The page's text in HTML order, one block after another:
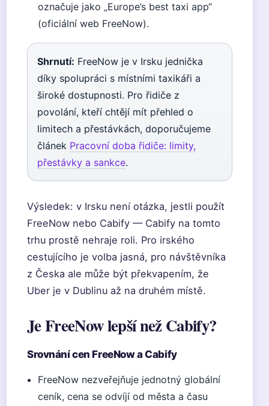
označuje jako „Europe’s best taxi app“
(oficiální web FreeNow).
Shrnutí: FreeNow je v Irsku jednička
díky spolupráci s místními taxikáři a
široké dostupnosti. Pro řidiče z
povolání, kteří chtějí mít přehled o
limitech a přestávkách, doporučujeme
článek Pracovní doba řidiče: limity,
přestávky a sankce.
Výsledek: v Irsku není otázka, jestli použít
FreeNow nebo Cabify — Cabify na tomto
trhu prostě nehraje roli. Pro irského
cestujícího je volba jasná, pro návštěvníka
z Česka ale může být překvapením, že
Uber je v Dublinu až na druhém místě.
Je FreeNow lepší než Cabify?
Srovnání cen FreeNow a Cabify
FreeNow nezveřejňuje jednotný globální
ceník, cena se odvíjí od města a času